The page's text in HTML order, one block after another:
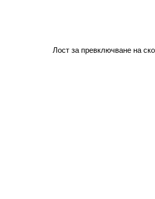
Лост за превключване на